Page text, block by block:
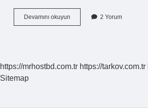
Devamını okuyun
Politikası
2 Yorum
https://mrhostbd.com.tr https://tarkov.com.tr
Sitemap